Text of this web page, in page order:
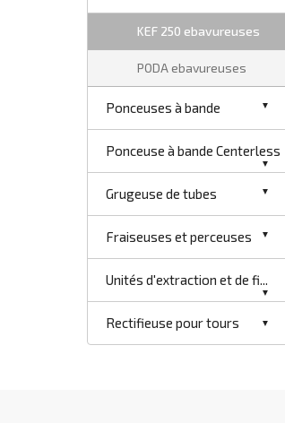
KEF 250 ebavureuses
PODA ebavureuses
Ponceuses à bande
Ponceuse à bande Centerless
Grugeuse de tubes
Fraiseuses et perceuses
Unités d'extraction et de fi...
Rectifieuse pour tours